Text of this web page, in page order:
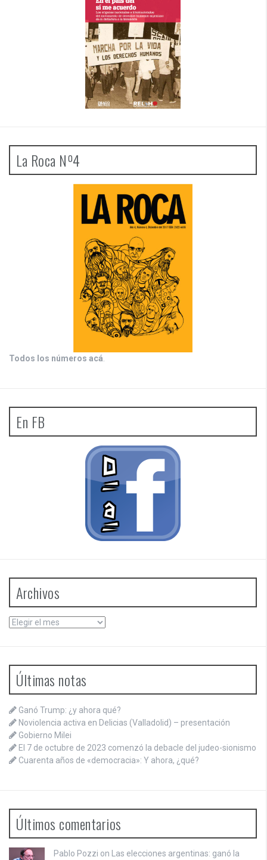
La Roca Nº4
Todos los números acá.
En FB
Archivos
Archivos
Últimas notas
Ganó Trump: ¿y ahora qué?
Noviolencia activa en Delicias (Valladolid) – presentación
Gobierno Milei
El 7 de octubre de 2023 comenzó la debacle del judeo-sionismo
Cuarenta años de «democracia»: Y ahora, ¿qué?
Últimos comentarios
Pablo Pozzi on Las elecciones argentinas: ganó la